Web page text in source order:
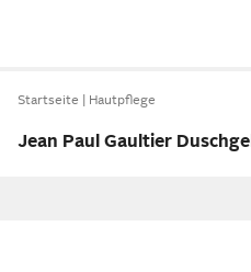
Startseite Hautpflege
Jean Paul Gaultier Duschgel